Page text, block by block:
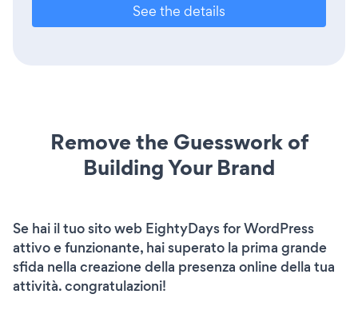
See the details
Remove the Guesswork of
Building Your Brand
Se hai il tuo sito web EightyDays for WordPress
attivo e funzionante, hai superato la prima grande
sfida nella creazione della presenza online della tua
attività. congratulazioni!